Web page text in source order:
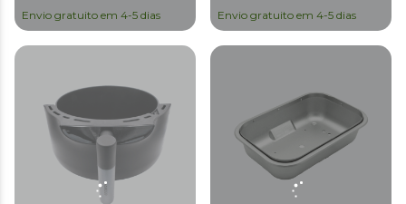
Envio gratuito em 4-5 dias
Envio gratuito em 4-5 dias